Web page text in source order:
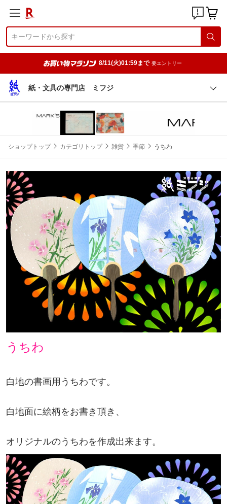
8/11(火)01:59まで 要エントリー
紙・文具の専門店 ミフジ
ショップトップ カテゴリトップ 雑貨 季節 うちわ
うちわ
白地の書画用うちわです。
白地面に絵柄をお書き頂き、
オリジナルのうちわを作成出来ます。